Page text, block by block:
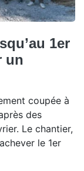
1er
un
coupée à
des
Le chantier,
le 1er